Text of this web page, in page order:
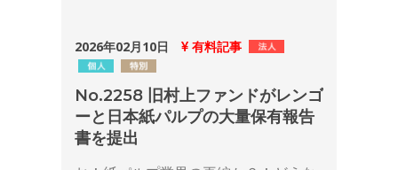
2026年02月10日 有料記事
No.2258 旧村上ファンドがレンゴ
ーと日本紙パルプの大量保有報告
書を提出